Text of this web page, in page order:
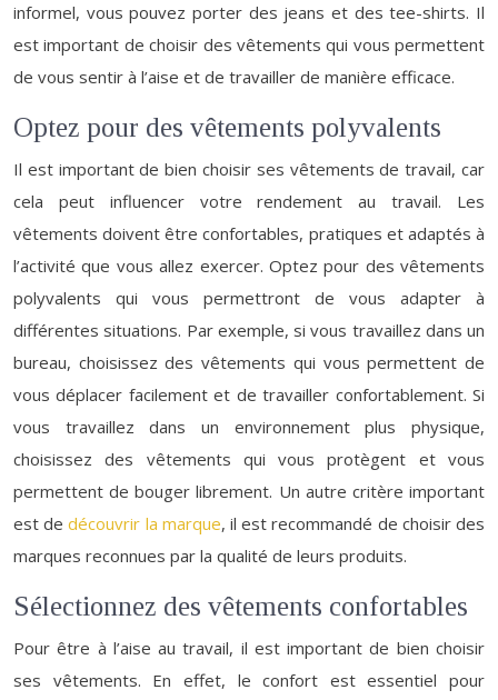
informel, vous pouvez porter des jeans et des tee-shirts. Il
est important de choisir des vêtements qui vous permettent
de vous sentir à l’aise et de travailler de manière efficace.
Optez pour des vêtements polyvalents
Il est important de bien choisir ses vêtements de travail, car
cela peut influencer votre rendement au travail. Les
vêtements doivent être confortables, pratiques et adaptés à
l’activité que vous allez exercer. Optez pour des vêtements
polyvalents qui vous permettront de vous adapter à
différentes situations. Par exemple, si vous travaillez dans un
bureau, choisissez des vêtements qui vous permettent de
vous déplacer facilement et de travailler confortablement. Si
vous travaillez dans un environnement plus physique,
choisissez des vêtements qui vous protègent et vous
permettent de bouger librement. Un autre critère important
est dedécouvrir la marque, il est recommandé de choisir des
marques reconnues par la qualité de leurs produits.
Sélectionnez des vêtements confortables
Pour être à l’aise au travail, il est important de bien choisir
ses vêtements. En effet, le confort est essentiel pour